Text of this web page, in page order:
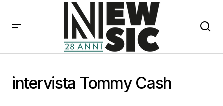
intervista Tommy Cash